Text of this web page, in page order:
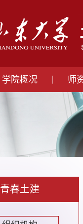
学院概况 师
青春土建